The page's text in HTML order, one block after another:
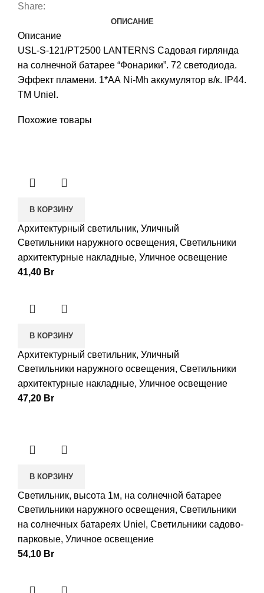
Share:
ОПИСАНИЕ
Описание
USL-S-121/PT2500 LANTERNS Садовая гирлянда
на солнечной батарее “Фонарики”. 72 светодиода.
Эффект пламени. 1*АА Ni-Mh аккумулятор в/к. IP44.
TM Uniel.
Похожие товары
В КОРЗИНУ
Архитектурный светильник, Уличный
Светильники наружного освещения, Светильники
архитектурные накладные, Уличное освещение
41,40 Br
В КОРЗИНУ
Архитектурный светильник, Уличный
Светильники наружного освещения, Светильники
архитектурные накладные, Уличное освещение
47,20 Br
В КОРЗИНУ
Светильник, высота 1м, на солнечной батарее
Светильники наружного освещения, Светильники
на солнечных батареях Uniel , Светильники садово-
парковые, Уличное освещение
54,10 Br